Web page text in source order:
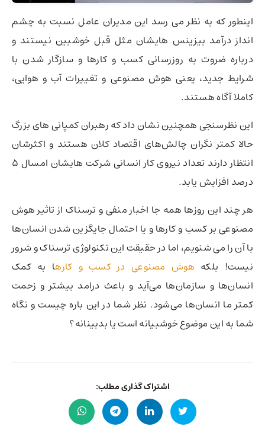
اینطور که به نظر می رسد این مدیران عامل نسبت به چشم
انداز درآمد بیزینس هایشان مثل قبل خوشبین نیستند و
درباره ضروت به روزرسانی کسب و کارها و سازگار شدن با
شرایط جدید، یعنی هوش مصنوعی و تغییرات آب و هوایی،
کاملا آگاه هستند.
این نظرسنجی همچنین نشان داد که رهبران کمپانی های بزرگ
حالا کمتر نگران چالش‌های اقتصاد کلان هستند و اکثرشان
انتظار دارند تعداد نیروی کار انسانی شرکت هایشان امسال 5
درصد افزایش یابد.
هر چند این روزها همه جا اخبار منفی و ترسناک از تاثیر هوش
مصنوعی بر کسب و کارها و یا احتمال جایگزین شدن انسان‌ها
با آن را می شنویم، اما در حقیقت این تکنولوژی ترسناک و شرور
نیست! بلکه هوش مصنوعی در کسب و کارها به کمک
انسان‌ها و سازمان‌ها می‌آید و باعث درامد بیشتر و زحمت
کمتر ما انسان‌ها می‌شود. نظر شما در این باره چیست و نگاه
شما به این موضوع خوشبیانه است یا بدبینانه؟
اشتراک گذاری مطلب: